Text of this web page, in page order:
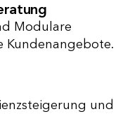
Modulare
Kundenangebote.
und